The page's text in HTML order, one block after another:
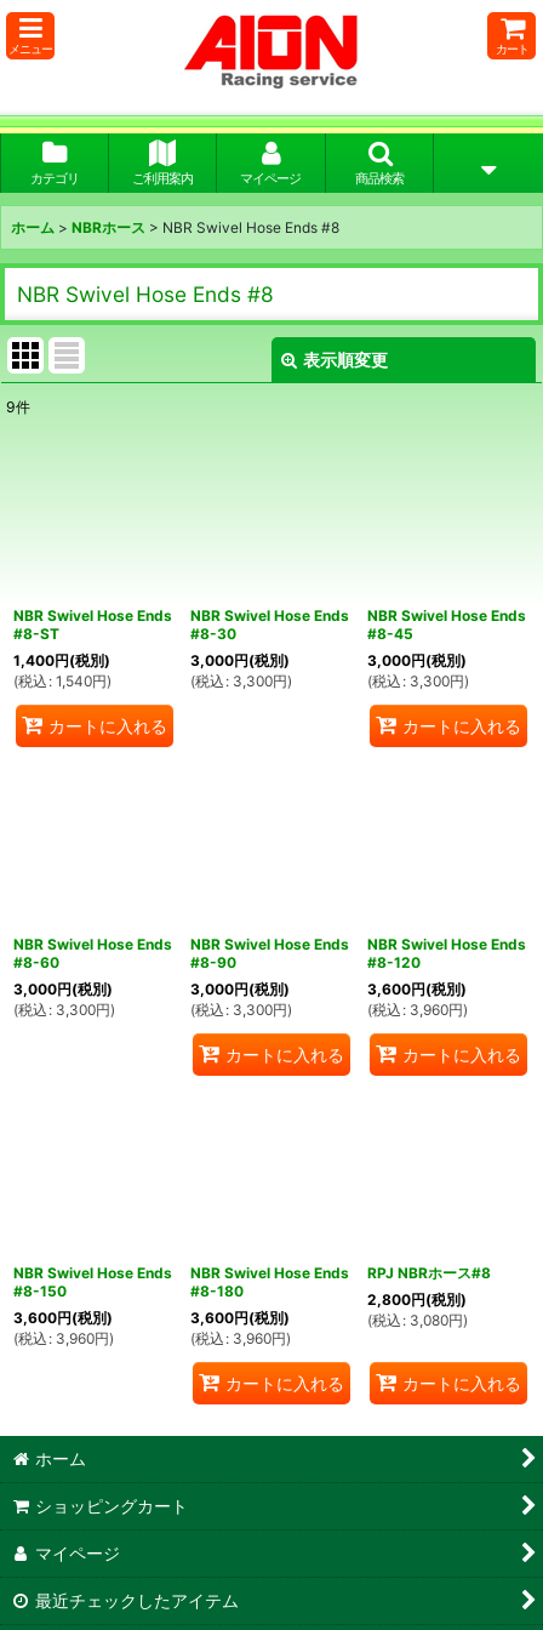
メニュー カート
カテゴリ ご利用案内 マイページ 商品検索
ホーム > NBRホース > NBR Swivel Hose Ends #8
NBR Swivel Hose Ends #8
表示順変更
9件
NBR Swivel Hose Ends
#8-ST
1,400円(税別)
(税込 : 1,540円)
カートに入れる
NBR Swivel Hose Ends
#8-30
3,000円(税別)
(税込 : 3,300円)
NBR Swivel Hose Ends
#8-45
3,000円(税別)
(税込 : 3,300円)
カートに入れる
NBR Swivel Hose Ends
#8-60
3,000円(税別)
(税込 : 3,300円)
NBR Swivel Hose Ends
#8-90
3,000円(税別)
(税込 : 3,300円)
カートに入れる
NBR Swivel Hose Ends
#8-120
3,600円(税別)
(税込 : 3,960円)
カートに入れる
NBR Swivel Hose Ends
#8-150
3,600円(税別)
(税込 : 3,960円)
NBR Swivel Hose Ends
#8-180
3,600円(税別)
(税込 : 3,960円)
カートに入れる
RPJ NBRホース#8
2,800円(税別)
(税込 : 3,080円)
カートに入れる
ホーム
ショッピングカート
マイページ
最近チェックしたアイテム